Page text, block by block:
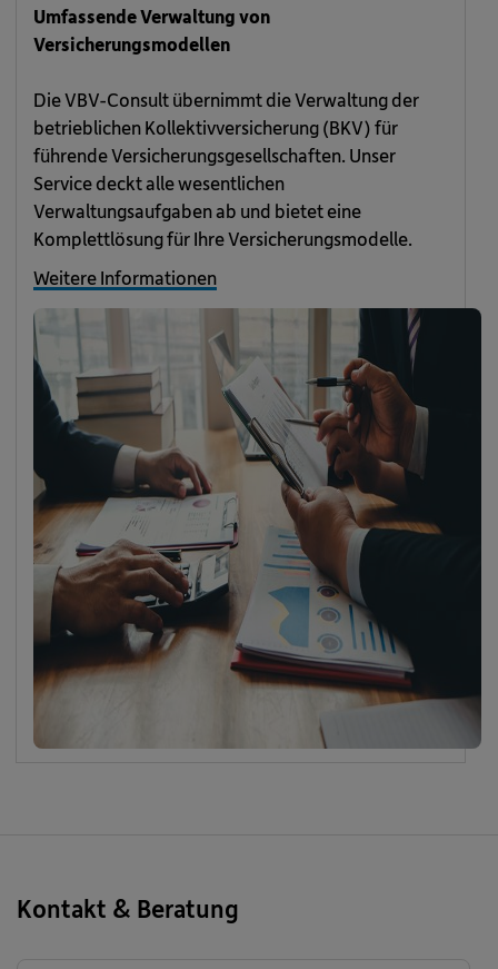
Umfassende Verwaltung von
Versicherungsmodellen
Die VBV-Consult übernimmt die Verwaltung der
betrieblichen Kollektivversicherung (BKV) für
führende Versicherungsgesellschaften. Unser
Service deckt alle wesentlichen
Verwaltungsaufgaben ab und bietet eine
Komplettlösung für Ihre Versicherungsmodelle.
Weitere Informationen
Kontakt & Beratung